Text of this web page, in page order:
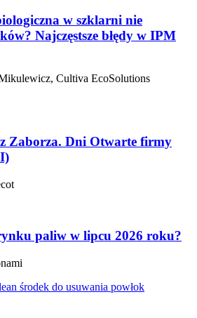
w szklarni nie
Najczęstsze błędy w IPM
Cultiva EcoSolutions
Zaborza. Dni Otwarte firmy
paliw w lipcu 2026 roku?